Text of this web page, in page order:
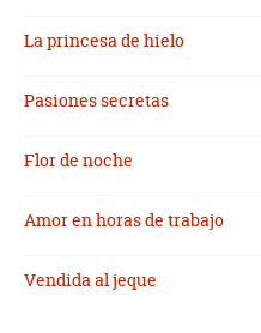
La princesa de hielo
Pasiones secretas
Flor de noche
Amor en horas de trabajo
Vendida al jeque